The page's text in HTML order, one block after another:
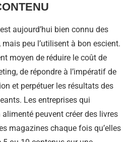
aujourd’hui bien connu des
peu l’utilisent à bon escient.
moyen de réduire le coût de
de répondre à l’impératif de
et perpétuer les résultats des
Les entreprises qui
peuvent créer des livres
magazines chaque fois qu’elles